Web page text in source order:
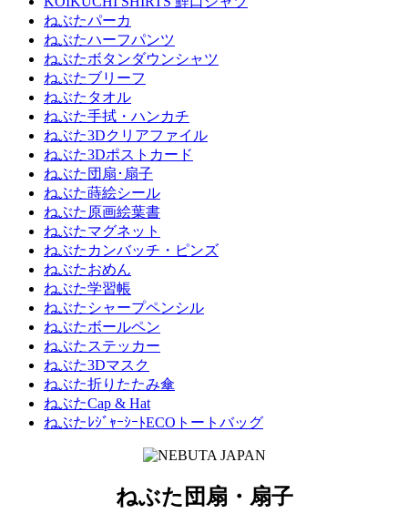
ねぶたパーカ
ねぶたハーフパンツ
ねぶたボタンダウンシャツ
ねぶたブリーフ
ねぶたタオル
ねぶた手拭・ハンカチ
ねぶた3Dクリアファイル
ねぶた3Dポストカード
ねぶた団扇･扇子
ねぶた蒔絵シール
ねぶた原画絵葉書
ねぶたマグネット
ねぶたカンバッチ・ピンズ
ねぶたおめん
ねぶた学習帳
ねぶたシャープペンシル
ねぶたボールペン
ねぶたステッカー
ねぶた3Dマスク
ねぶた折りたたみ傘
ねぶたCap & Hat
ねぶたﾚｼﾞｬｰｼｰﾄECOトートバッグ
ねぶた団扇・扇子